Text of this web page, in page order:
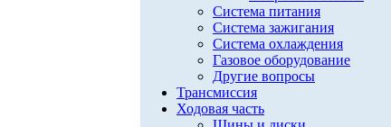
Система питания
Система зажигания
Система охлаждения
Газовое оборудование
Другие вопросы
Трансмиссия
Ходовая часть